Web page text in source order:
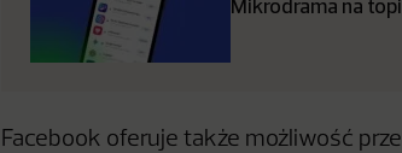
Mikrodrama na
Facebook oferuje także możliwość